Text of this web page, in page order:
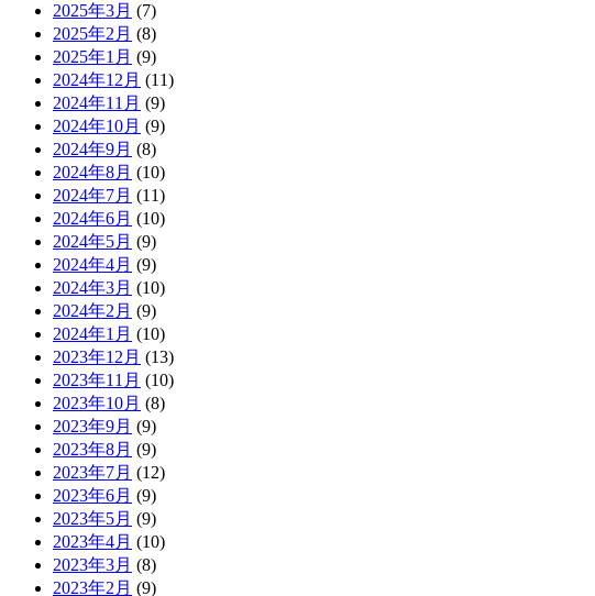
2025年3月 (7)
2025年2月 (8)
2025年1月 (9)
2024年12月 (11)
2024年11月 (9)
2024年10月 (9)
2024年9月 (8)
2024年8月 (10)
2024年7月 (11)
2024年6月 (10)
2024年5月 (9)
2024年4月 (9)
2024年3月 (10)
2024年2月 (9)
2024年1月 (10)
2023年12月 (13)
2023年11月 (10)
2023年10月 (8)
2023年9月 (9)
2023年8月 (9)
2023年7月 (12)
2023年6月 (9)
2023年5月 (9)
2023年4月 (10)
2023年3月 (8)
2023年2月 (9)